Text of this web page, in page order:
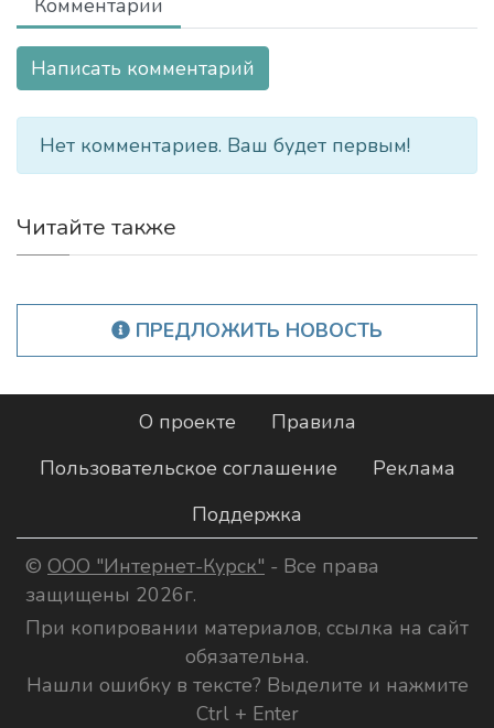
Комментарии
Написать комментарий
Нет комментариев. Ваш будет первым!
Читайте также
ПРЕДЛОЖИТЬ НОВОСТЬ
О проекте
Правила
Пользовательское соглашение
Реклама
Поддержка
© ООО "Интернет-Курск" - Все права
защищены 2026г.
При копировании материалов, ссылка на сайт
обязательна.
Нашли ошибку в тексте? Выделите и нажмите
Ctrl + Enter